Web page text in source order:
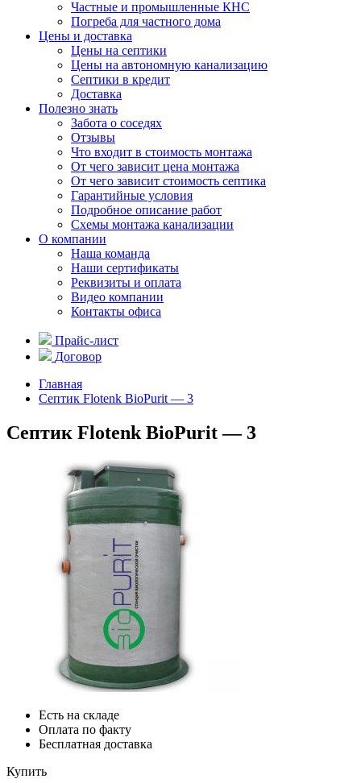
Частные и промышленные КНС
Погреба для частного дома
Цены и доставка
Цены на септики
Цены на автономную канализацию
Септики в кредит
Доставка
Полезно знать
Забота о соседях
Отзывы
Что входит в стоимость монтажа
От чего зависит цена монтажа
От чего зависит стоимость септика
Гарантийные условия
Подробное описание работ
Схемы монтажа канализации
О компании
Наша команда
Наши сертификаты
Реквизиты и оплата
Видео компании
Контакты офиса
Прайс-лист
Договор
Главная
Септик Flotenk BioPurit — 3
Септик Flotenk BioPurit — 3
Есть на складе
Оплата по факту
Бесплатная доставка
Купить